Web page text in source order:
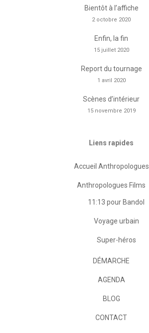
Bientôt à l’affiche
2 octobre 2020
Enfin, la fin
15 juillet 2020
Report du tournage
1 avril 2020
Scènes d’intérieur
15 novembre 2019
Liens rapides
Accueil Anthropologues
Anthropologues Films
11:13 pour Bandol
Voyage urbain
Super-héros
DÉMARCHE
AGENDA
BLOG
CONTACT